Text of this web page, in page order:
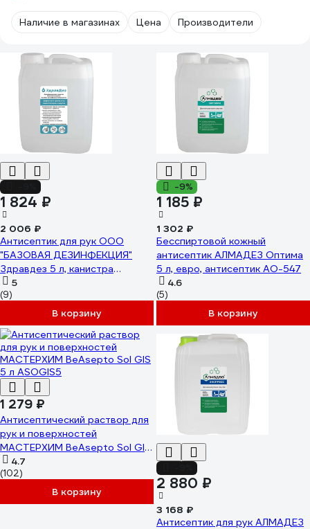
Наличие в магазинах Цена Производители
1 824 ₽
2 006 ₽
Антисептик для рук ООО
"БАЗОВАЯ ДЕЗИНФЕКЦИЯ"
Здравдез 5 л, канистра
ЗДА-566
5
(9)
В корзину
-9%
1 185 ₽
1 302 ₽
Бесспиртовой кожный
антисептик АЛМАДЕЗ Оптима
5 л, евро, антисептик АО-547
4.6
(5)
В корзину
1 279 ₽
Антисептический раствор для
рук и поверхностей
МАСТЕРХИМ BeAsepto Sol GIS
5 л ASOGIS5
4.7
(102)
В корзину 2 880 ₽
3 168 ₽
Антисептик для рук АЛМАДЕЗ